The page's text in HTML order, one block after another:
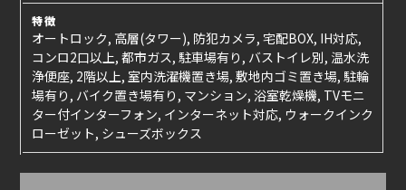
特徴
オートロック, 高層(タワー), 防犯カメラ, 宅配BOX, IH対応,
コンロ2口以上, 都市ガス, 駐車場有り, バストイレ別, 温水洗
浄便座, 2階以上, 室内洗濯機置き場, 敷地内ゴミ置き場, 駐輪
場有り, バイク置き場有り, マンション, 浴室乾燥機, TVモニ
ター付インターフォン, インターネット対応, ウォークインク
ローゼット, シューズボックス